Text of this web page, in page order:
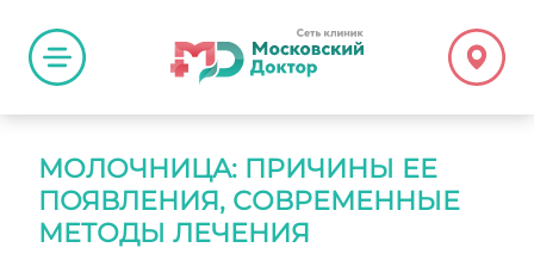
МОЛОЧНИЦА: ПРИЧИНЫ ЕЕ
ПОЯВЛЕНИЯ, СОВРЕМЕННЫЕ
МЕТОДЫ ЛЕЧЕНИЯ